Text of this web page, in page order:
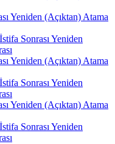
Yeniden (Açıktan) Atama
Sonrası Yeniden
Yeniden (Açıktan) Atama
Sonrası Yeniden
Yeniden (Açıktan) Atama
Sonrası Yeniden